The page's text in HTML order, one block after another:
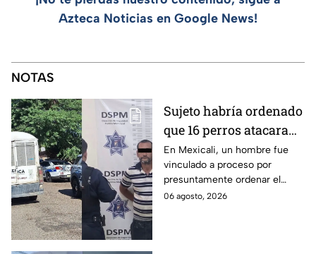
Azteca Noticias en Google News!
NOTAS
Sujeto habría ordenado
que 16 perros atacaran
a su hermana con
discapacidad en
Mexicali, BC
En Mexicali, un hombre fue
vinculado a proceso por
presuntamente ordenar el
ataque de 16 perros contra su
06 agosto, 2026